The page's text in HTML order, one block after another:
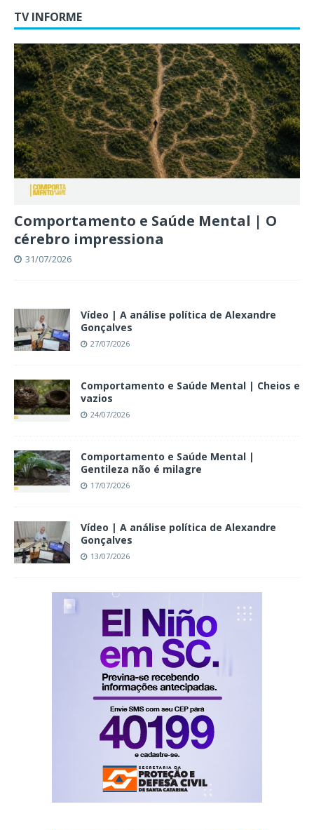
TV INFORME
Comportamento e Saúde Mental | O
cérebro impressiona
31/07/2026
Vídeo | A análise política de Alexandre
Gonçalves
27/07/2026
Comportamento e Saúde Mental | Cheios e
vazios
24/07/2026
Comportamento e Saúde Mental |
Gentileza não é milagre
17/07/2026
Vídeo | A análise política de Alexandre
Gonçalves
13/07/2026